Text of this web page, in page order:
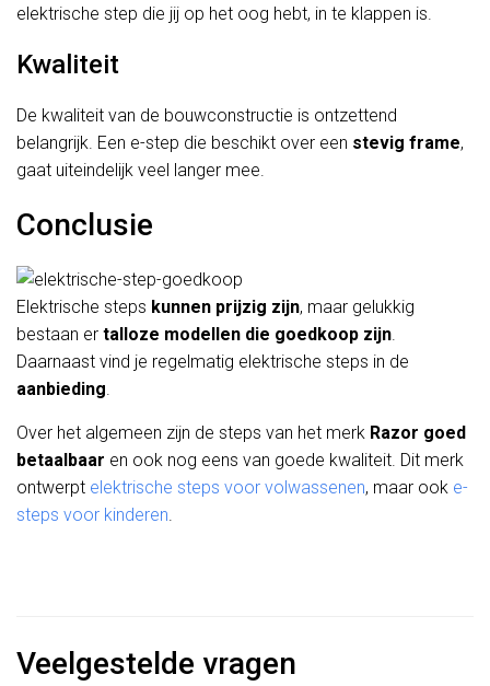
elektrische step die jij op het oog hebt, in te klappen is.
Kwaliteit
De kwaliteit van de bouwconstructie is ontzettend
belangrijk. Een e-step die beschikt over een stevig frame,
gaat uiteindelijk veel langer mee.
Conclusie
Elektrische steps kunnen prijzig zijn, maar gelukkig
bestaan er talloze modellen die goedkoop zijn.
Daarnaast vind je regelmatig elektrische steps in de
aanbieding.
Over het algemeen zijn de steps van het merk Razor goed
betaalbaar en ook nog eens van goede kwaliteit. Dit merk
ontwerpt elektrische steps voor volwassenen, maar ook e-
steps voor kinderen.
Veelgestelde vragen